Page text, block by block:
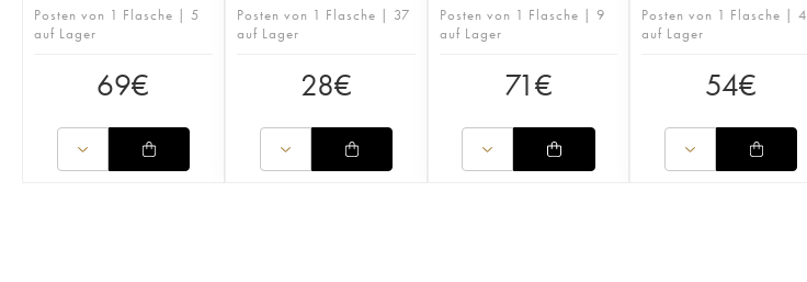
Posten von 1 Flasche | 5
auf Lager
69€
Posten von 1 Flasche | 37
auf Lager
28€
Posten von 1 Flasche | 9
auf Lager
71€
Posten von 1 Flasche | 4
auf Lager
54€